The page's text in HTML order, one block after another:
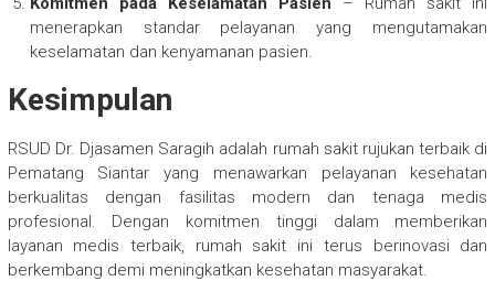
menerapkan standar pelayanan yang mengutamakan
keselamatan dan kenyamanan pasien.
Kesimpulan
RSUD Dr. Djasamen Saragih adalah rumah sakit rujukan terbaik di
Pematang Siantar yang menawarkan pelayanan kesehatan
berkualitas dengan fasilitas modern dan tenaga medis
profesional. Dengan komitmen tinggi dalam memberikan
layanan medis terbaik, rumah sakit ini terus berinovasi dan
berkembang demi meningkatkan kesehatan masyarakat.